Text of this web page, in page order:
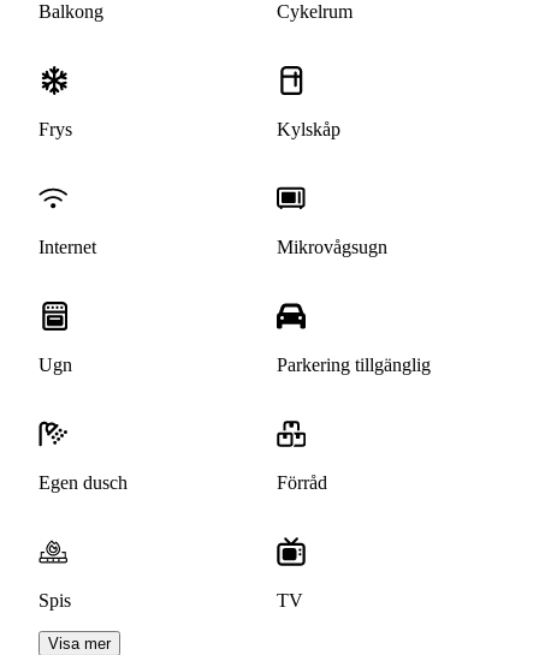
Balkong Cykelrum
Frys Kylskåp
Internet Mikrovågsugn
Ugn Parkering tillgänglig
Egen dusch Förråd
Spis TV
Visa mer